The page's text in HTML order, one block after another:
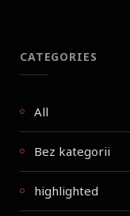
CATEGORIES
All
Bez kategorii
highlighted